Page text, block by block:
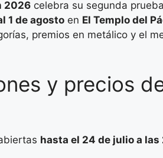
2026celebra su segunda
1 de agostoen El Templo del
premios en metálico y el
y precios
hasta el 24 de julio a